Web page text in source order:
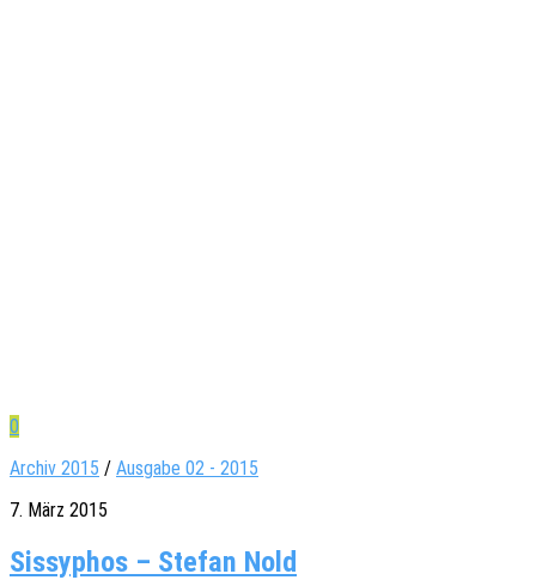
0
Archiv 2015 / Ausgabe 02 - 2015
7. März 2015
Sissyphos – Stefan Nold